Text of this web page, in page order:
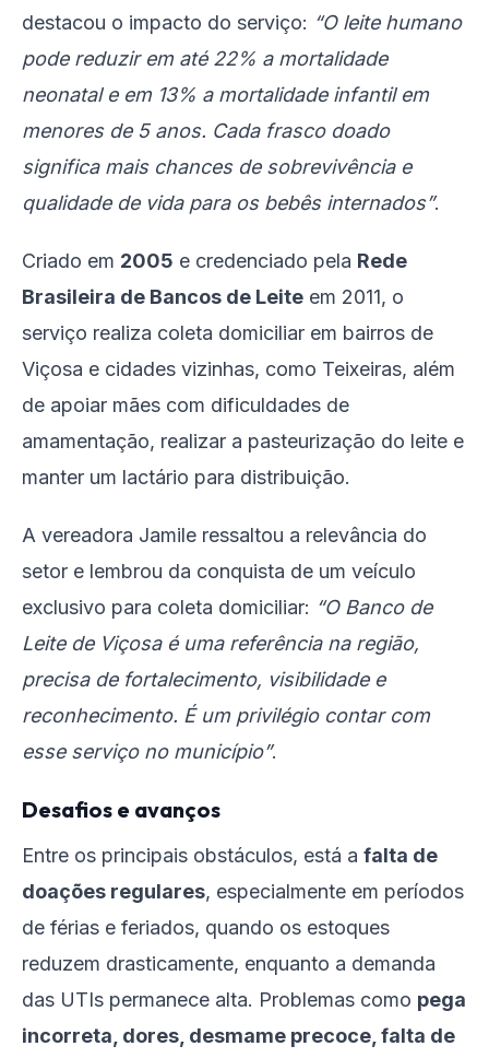
destacou o impacto do serviço: “O leite humano
pode reduzir em até 22% a mortalidade
neonatal e em 13% a mortalidade infantil em
menores de 5 anos. Cada frasco doado
significa mais chances de sobrevivência e
qualidade de vida para os bebês internados”.
Criado em 2005 e credenciado pela Rede
Brasileira de Bancos de Leite em 2011, o
serviço realiza coleta domiciliar em bairros de
Viçosa e cidades vizinhas, como Teixeiras, além
de apoiar mães com dificuldades de
amamentação, realizar a pasteurização do leite e
manter um lactário para distribuição.
A vereadora Jamile ressaltou a relevância do
setor e lembrou da conquista de um veículo
exclusivo para coleta domiciliar: “O Banco de
Leite de Viçosa é uma referência na região,
precisa de fortalecimento, visibilidade e
reconhecimento. É um privilégio contar com
esse serviço no município”.
Desafios e avanços
Entre os principais obstáculos, está a falta de
doações regulares, especialmente em períodos
de férias e feriados, quando os estoques
reduzem drasticamente, enquanto a demanda
das UTIs permanece alta. Problemas como pega
incorreta, dores, desmame precoce, falta de